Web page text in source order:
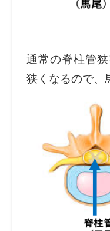
通常の脊柱管
狭くなるので、